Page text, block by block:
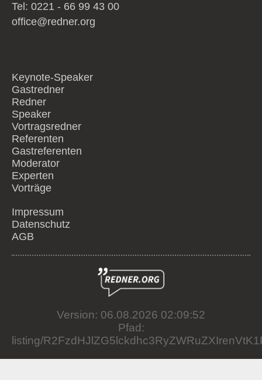
Tel: 0221 - 66 99 43 00
office@redner.org
Keynote-Speaker
Gastredner
Redner
Speaker
Vortragsredner
Referenten
Gastreferenten
Moderator
Experten
Vorträge
Impressum
Datenschutz
AGB
Version: 06.08.2026 02:09:52
Pfad:
listing/